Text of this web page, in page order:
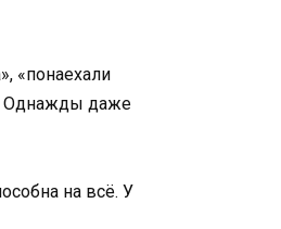
«понаехали
Однажды даже
на всё. У